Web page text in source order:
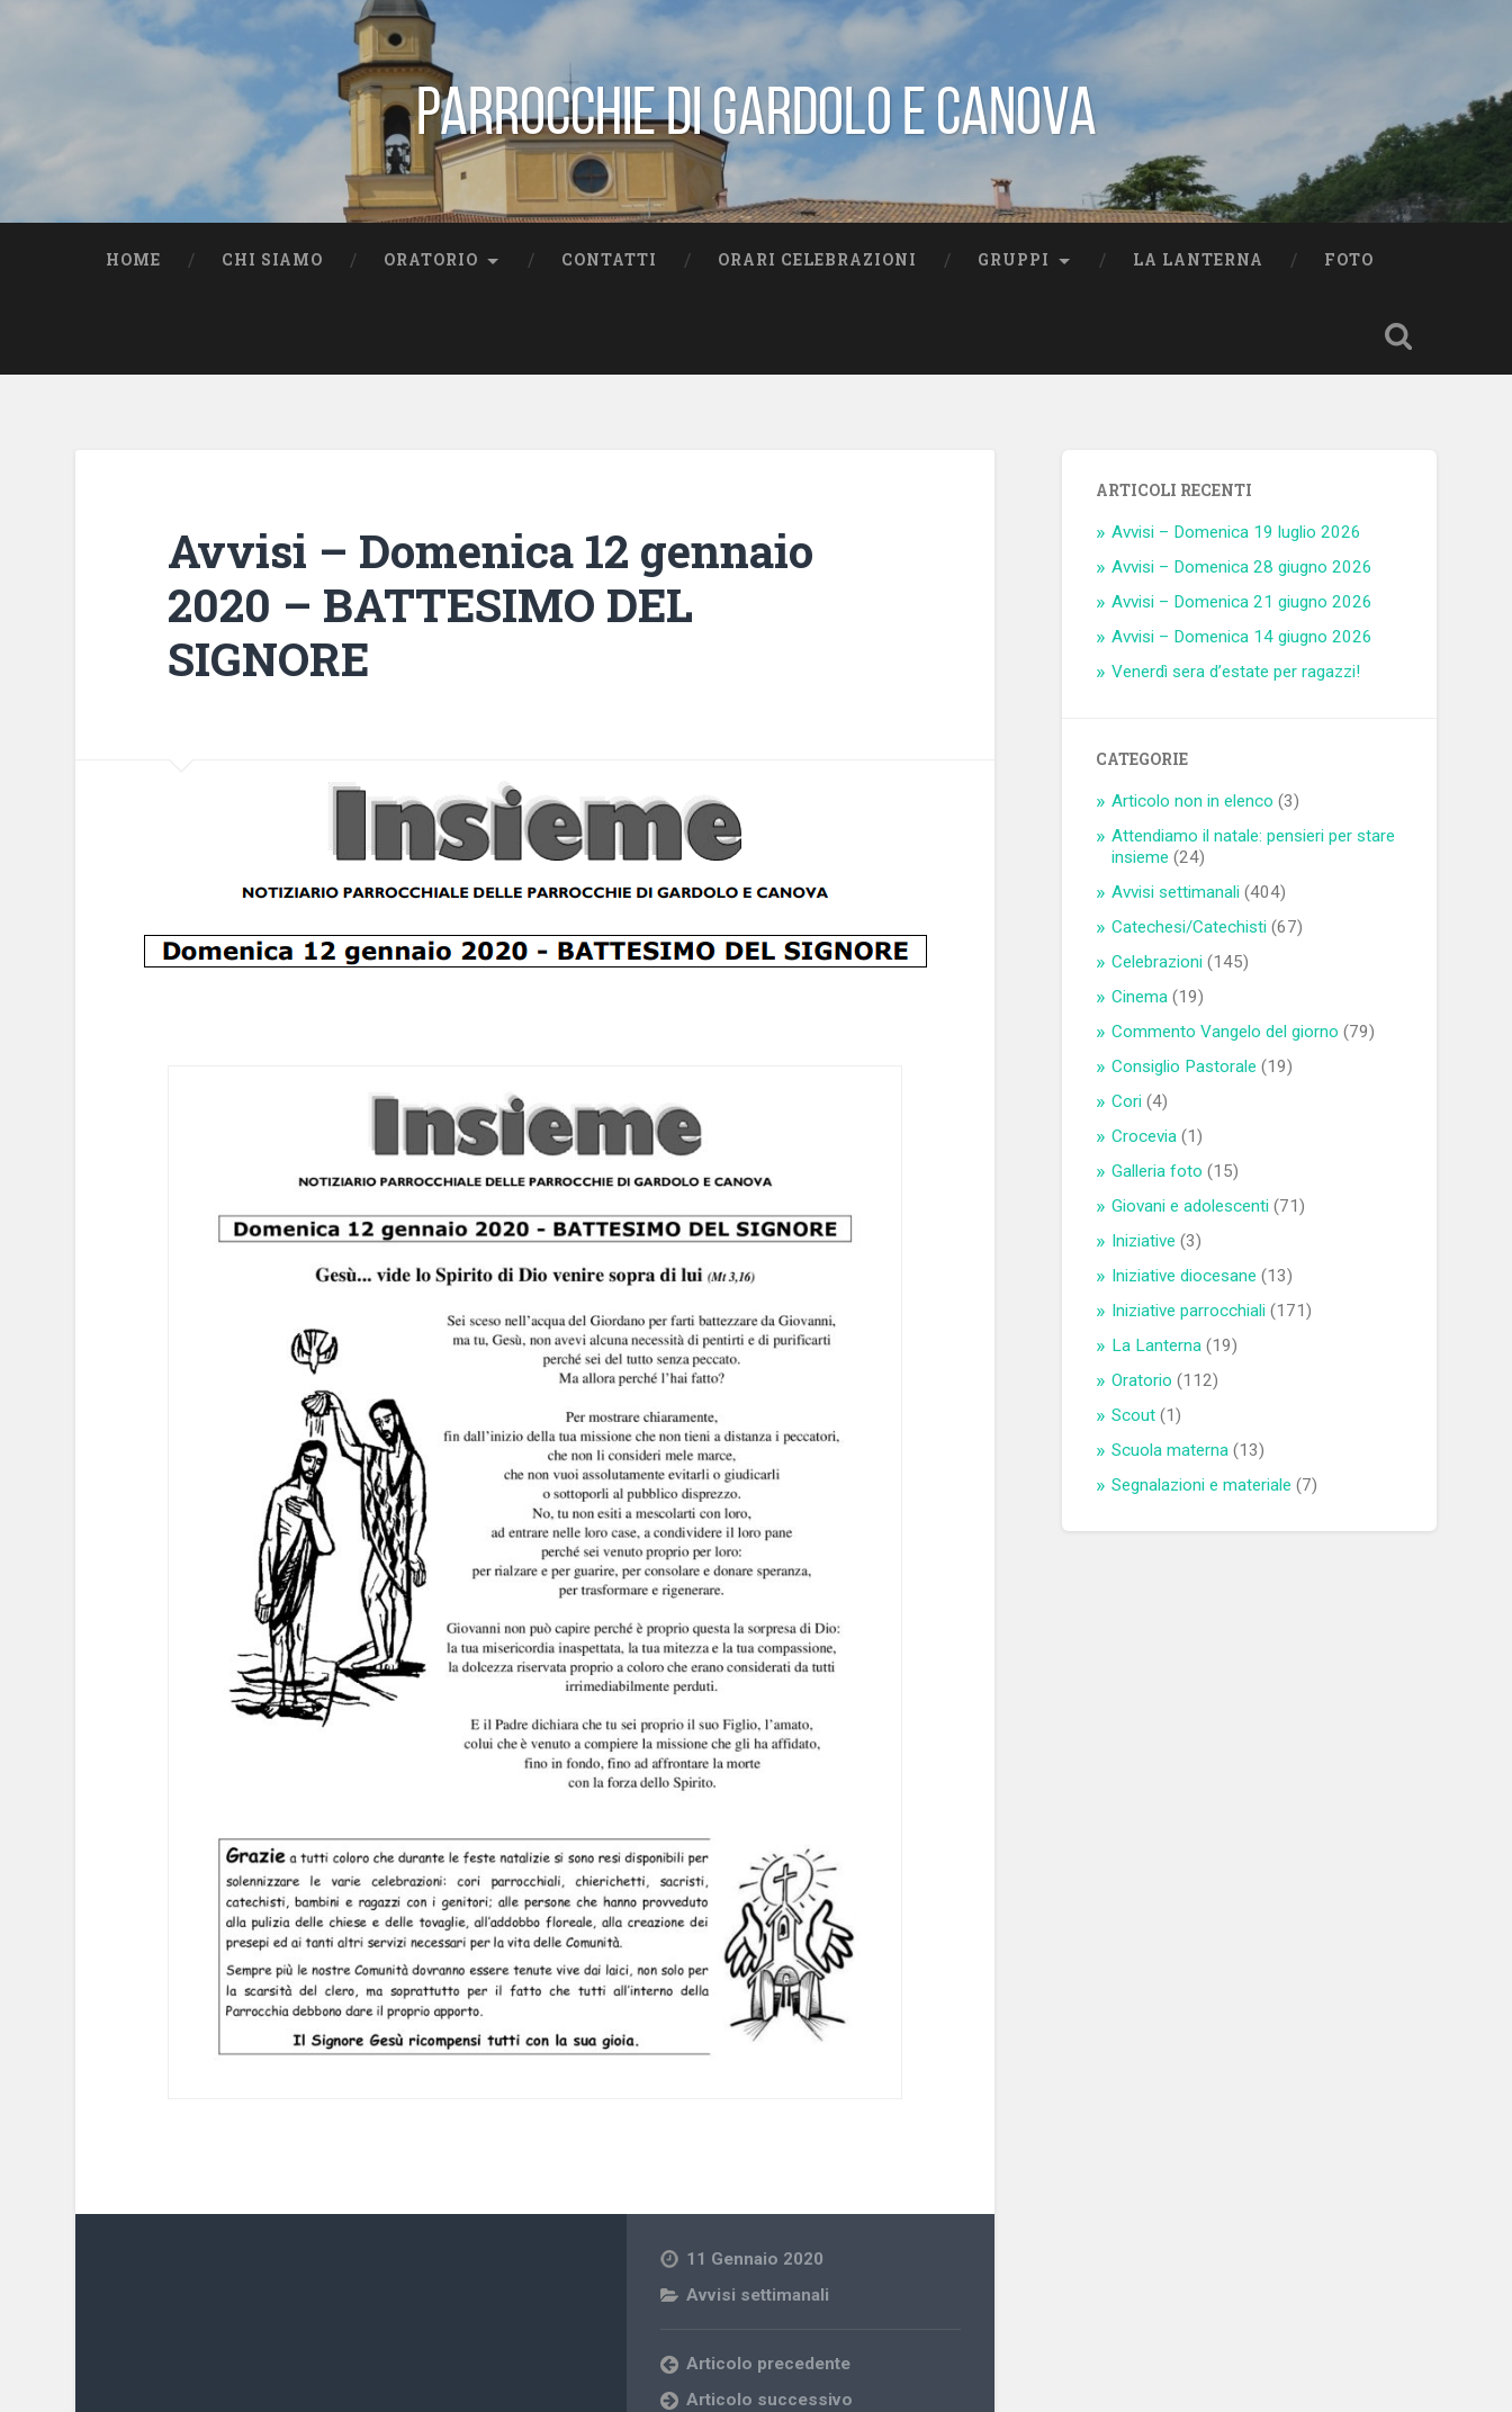
Parrocchie di Gardolo e Canova
HOME CHI SIAMO ORATORIO CONTATTI ORARI CELEBRAZIONI GRUPPI LA LANTERNA FOTO
Avvisi – Domenica 12 gennaio
2020 – BATTESIMO DEL
SIGNORE
11 Gennaio 2020
Avvisi settimanali
Articolo precedente
Articolo successivo
ARTICOLI RECENTI
Avvisi – Domenica 19 luglio 2026
Avvisi – Domenica 28 giugno 2026
Avvisi – Domenica 21 giugno 2026
Avvisi – Domenica 14 giugno 2026
Venerdì sera d’estate per ragazzi!
CATEGORIE
Articolo non in elenco (3)
Attendiamo il natale: pensieri per stare
insieme (24)
Avvisi settimanali (404)
Catechesi/Catechisti (67)
Celebrazioni (145)
Cinema (19)
Commento Vangelo del giorno (79)
Consiglio Pastorale (19)
Cori (4)
Crocevia (1)
Galleria foto (15)
Giovani e adolescenti (71)
Iniziative (3)
Iniziative diocesane (13)
Iniziative parrocchiali (171)
La Lanterna (19)
Oratorio (112)
Scout (1)
Scuola materna (13)
Segnalazioni e materiale (7)